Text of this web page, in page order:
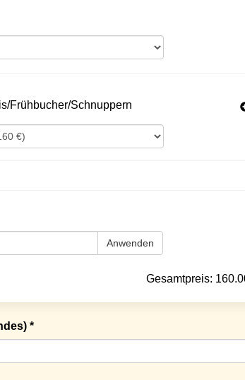
Frühbucher/Schnuppern
Anwenden
Gesamtpreis:
*